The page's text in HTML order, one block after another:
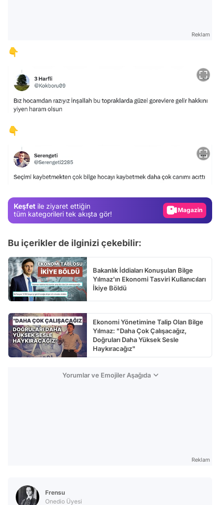
Reklam
👇
👇
Keşfet ile ziyaret ettiğin
tüm kategorileri tek akışta gör!
Video
Test
Gündem
Video
Bu içerikler de ilginizi çekebilir:
Bakanlık İddiaları Konuşulan Bilge
Yılmaz'ın Ekonomi Tasviri Kullanıcıları
İkiye Böldü
Ekonomi Yönetimine Talip Olan Bilge
Yılmaz: "Daha Çok Çalışacağız,
Doğruları Daha Yüksek Sesle
Haykıracağız"
Yorumlar ve Emojiler Aşağıda
Reklam
Frensu
Onedio Üyesi